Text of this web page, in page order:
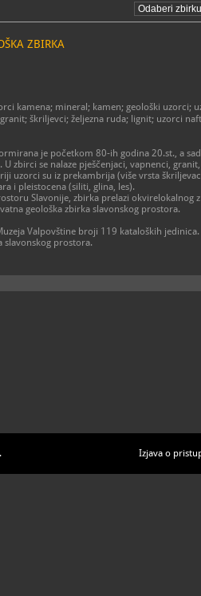
ZBIRKA
kamena; mineral; kamen; geološki uzorci;
škriljevci; željezna ruda; lignit; uzorci
je početkom 80-ih godina 20.st., a
zbirci se nalaze pješčenjaci, vapnenci,
uzorci su iz prekambrija (više vrsta
i pleistocena (siliti, glina, les).
Slavonije, zbirka prelazi okvirelokalnog
geološka zbirka slavonskog prostora.
Valpovštine broji 119 kataloških
slavonskog prostora.
Izjava o